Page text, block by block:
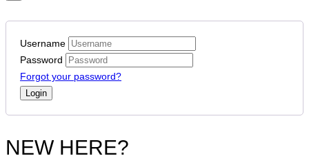
Username
Password
Forgot your password?
NEW HERE?